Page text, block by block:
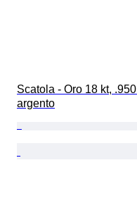
Scatola - Oro 18 kt, .950
argento